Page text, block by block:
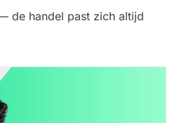
de handel past zich altijd